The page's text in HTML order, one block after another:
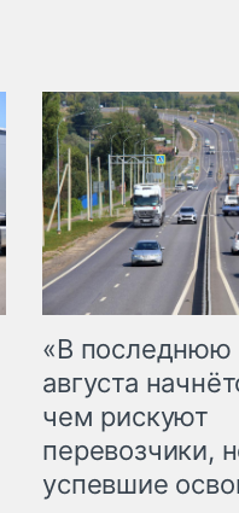
«В
августа
чем рискуют
перевозчики,
успевшие